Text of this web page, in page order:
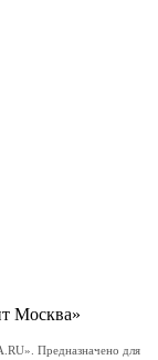
Москва»
Предназначено для